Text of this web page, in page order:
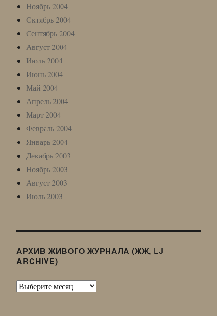
Ноябрь 2004
Октябрь 2004
Сентябрь 2004
Август 2004
Июль 2004
Июнь 2004
Май 2004
Апрель 2004
Март 2004
Февраль 2004
Январь 2004
Декабрь 2003
Ноябрь 2003
Август 2003
Июль 2003
АРХИВ ЖИВОГО ЖУРНАЛА (ЖЖ, LJ
ARCHIVE)
Архив